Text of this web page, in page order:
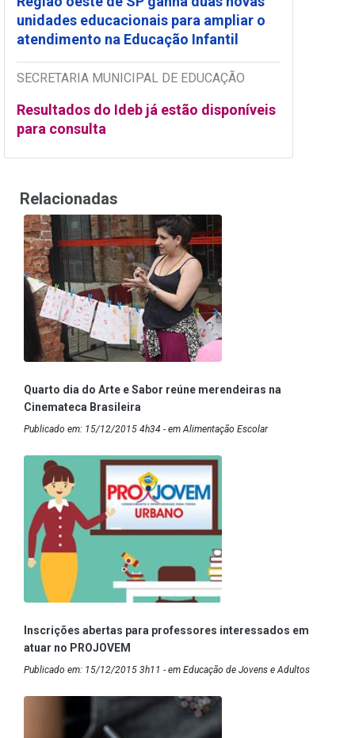
unidades educacionais para ampliar o
atendimento na Educação Infantil
SECRETARIA MUNICIPAL DE EDUCAÇÃO
Resultados do Ideb já estão disponíveis
para consulta
Relacionadas
Quarto dia do Arte e Sabor reúne merendeiras na
Cinemateca Brasileira
Publicado em: 15/12/2015 4h34 - em Alimentação Escolar
Inscrições abertas para professores interessados em
atuar no PROJOVEM
Publicado em: 15/12/2015 3h11 - em Educação de Jovens e Adultos